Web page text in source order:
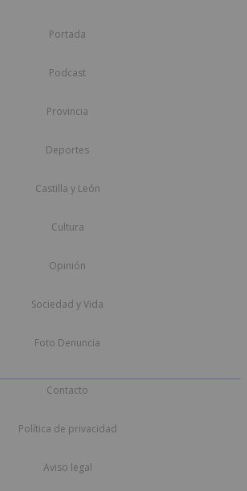
Portada
Podcast
Provincia
Deportes
Castilla y León
Cultura
Opinión
Sociedad y Vida
Foto Denuncia
Contacto
Política de privacidad
Aviso legal